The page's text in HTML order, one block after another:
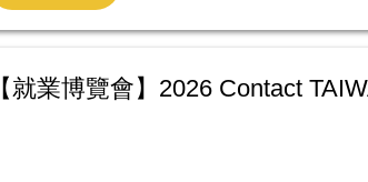
【就業博覽會】2026 Contact